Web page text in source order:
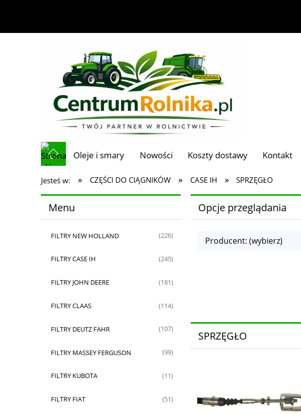
Oleje i smary Nowości Koszty dostawy Kontakt
Jesteś w: » CZĘŚCI DO CIĄGNIKÓW » CASE IH » SPRZĘGŁO
Menu
FILTRY NEW HOLLAND (226)
FILTRY CASE IH (245)
FILTRY JOHN DEERE (181)
FILTRY CLAAS (114)
FILTRY DEUTZ FAHR (107)
FILTRY MASSEY FERGUSON (99)
FILTRY KUBOTA (11)
FILTRY FIAT (51)
Opcje przeglądania
Producent: (wybierz)
SPRZĘGŁO